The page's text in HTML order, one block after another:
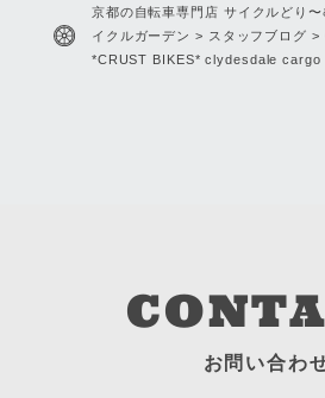
京都の自転車専門店 サイクルどり
イクルガーデン > スタッフブログ >
*CRUST BIKES* clydesdale cargo
お問い合わ